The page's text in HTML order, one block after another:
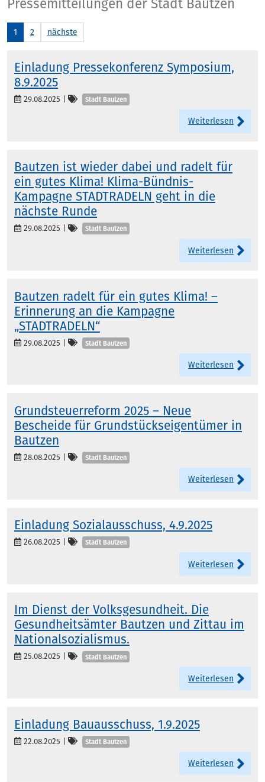
Pressemitteilungen der Stadt Bautzen
1 2 nächste
Einladung Pressekonferenz Symposium,
8.9.2025
29.08.2025 Kategorien
Stadt Bautzen
Weiterlesen
Bautzen ist wieder dabei und radelt für
ein gutes Klima! Klima-Bündnis-
Kampagne STADTRADELN geht in die
nächste Runde
29.08.2025 Kategorien
Stadt Bautzen
Weiterlesen
Bautzen radelt für ein gutes Klima! –
Erinnerung an die Kampagne
„STADTRADELN“
29.08.2025 Kategorien
Stadt Bautzen
Weiterlesen
Grundsteuerreform 2025 – Neue
Bescheide für Grundstückseigentümer in
Bautzen
28.08.2025 Kategorien
Stadt Bautzen
Weiterlesen
Einladung Sozialausschuss, 4.9.2025
26.08.2025 Kategorien
Stadt Bautzen
Weiterlesen
Im Dienst der Volksgesundheit. Die
Gesundheitsämter Bautzen und Zittau im
Nationalsozialismus.
25.08.2025 Kategorien
Stadt Bautzen
Weiterlesen
Einladung Bauausschuss, 1.9.2025
22.08.2025 Kategorien
Stadt Bautzen
Weiterlesen